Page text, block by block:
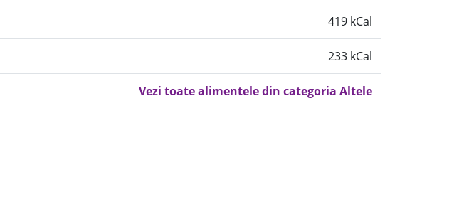
419 kCal
233 kCal
Vezi toate alimentele din categoria Altele